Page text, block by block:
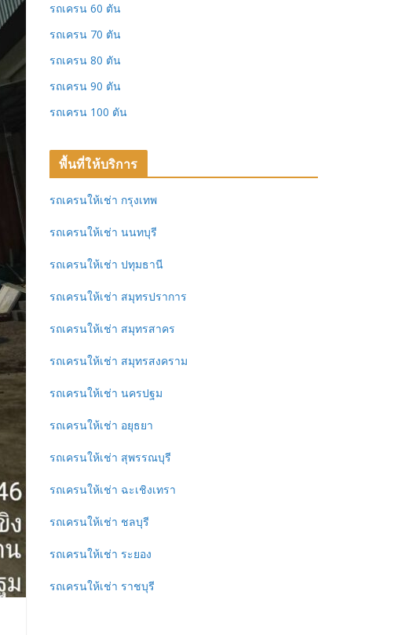
รถเครน 60 ตัน
รถเครน 70 ตัน
รถเครน 80 ตัน
รถเครน 90 ตัน
รถเครน 100 ตัน
พื้นที่ให้บริการ
รถเครนให้เช่า กรุงเทพ
รถเครนให้เช่า นนทบุรี
รถเครนให้เช่า ปทุมธานี
รถเครนให้เช่า สมุทรปราการ
รถเครนให้เช่า สมุทรสาคร
รถเครนให้เช่า สมุทรสงคราม
รถเครนให้เช่า นครปฐม
รถเครนให้เช่า อยุธยา
รถเครนให้เช่า สุพรรณบุรี
รถเครนให้เช่า ฉะเชิงเทรา
รถเครนให้เช่า ชลบุรี
รถเครนให้เช่า ระยอง
รถเครนให้เช่า ราชบุรี